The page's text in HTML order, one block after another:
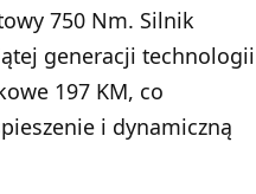
750 Nm. Silnik
generacji technologii
197 KM, co
i dynamiczną